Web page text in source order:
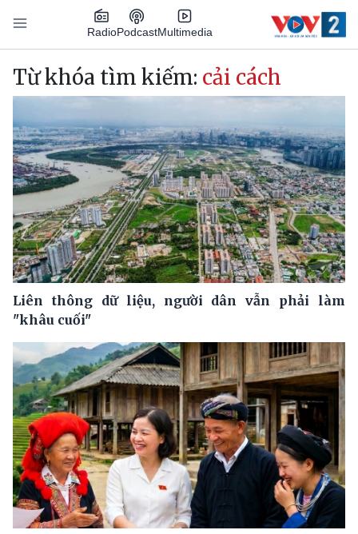
Nhảy đến nội dung
RadioPodcastMultimedia
Main navigation
Từ khóa tìm kiếm: cải cách
Liên thông dữ liệu, người dân vẫn phải làm
"khâu cuối"